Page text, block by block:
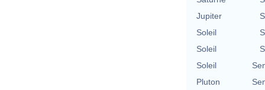
Jupiter
Soleil
Soleil
Soleil
Pluton